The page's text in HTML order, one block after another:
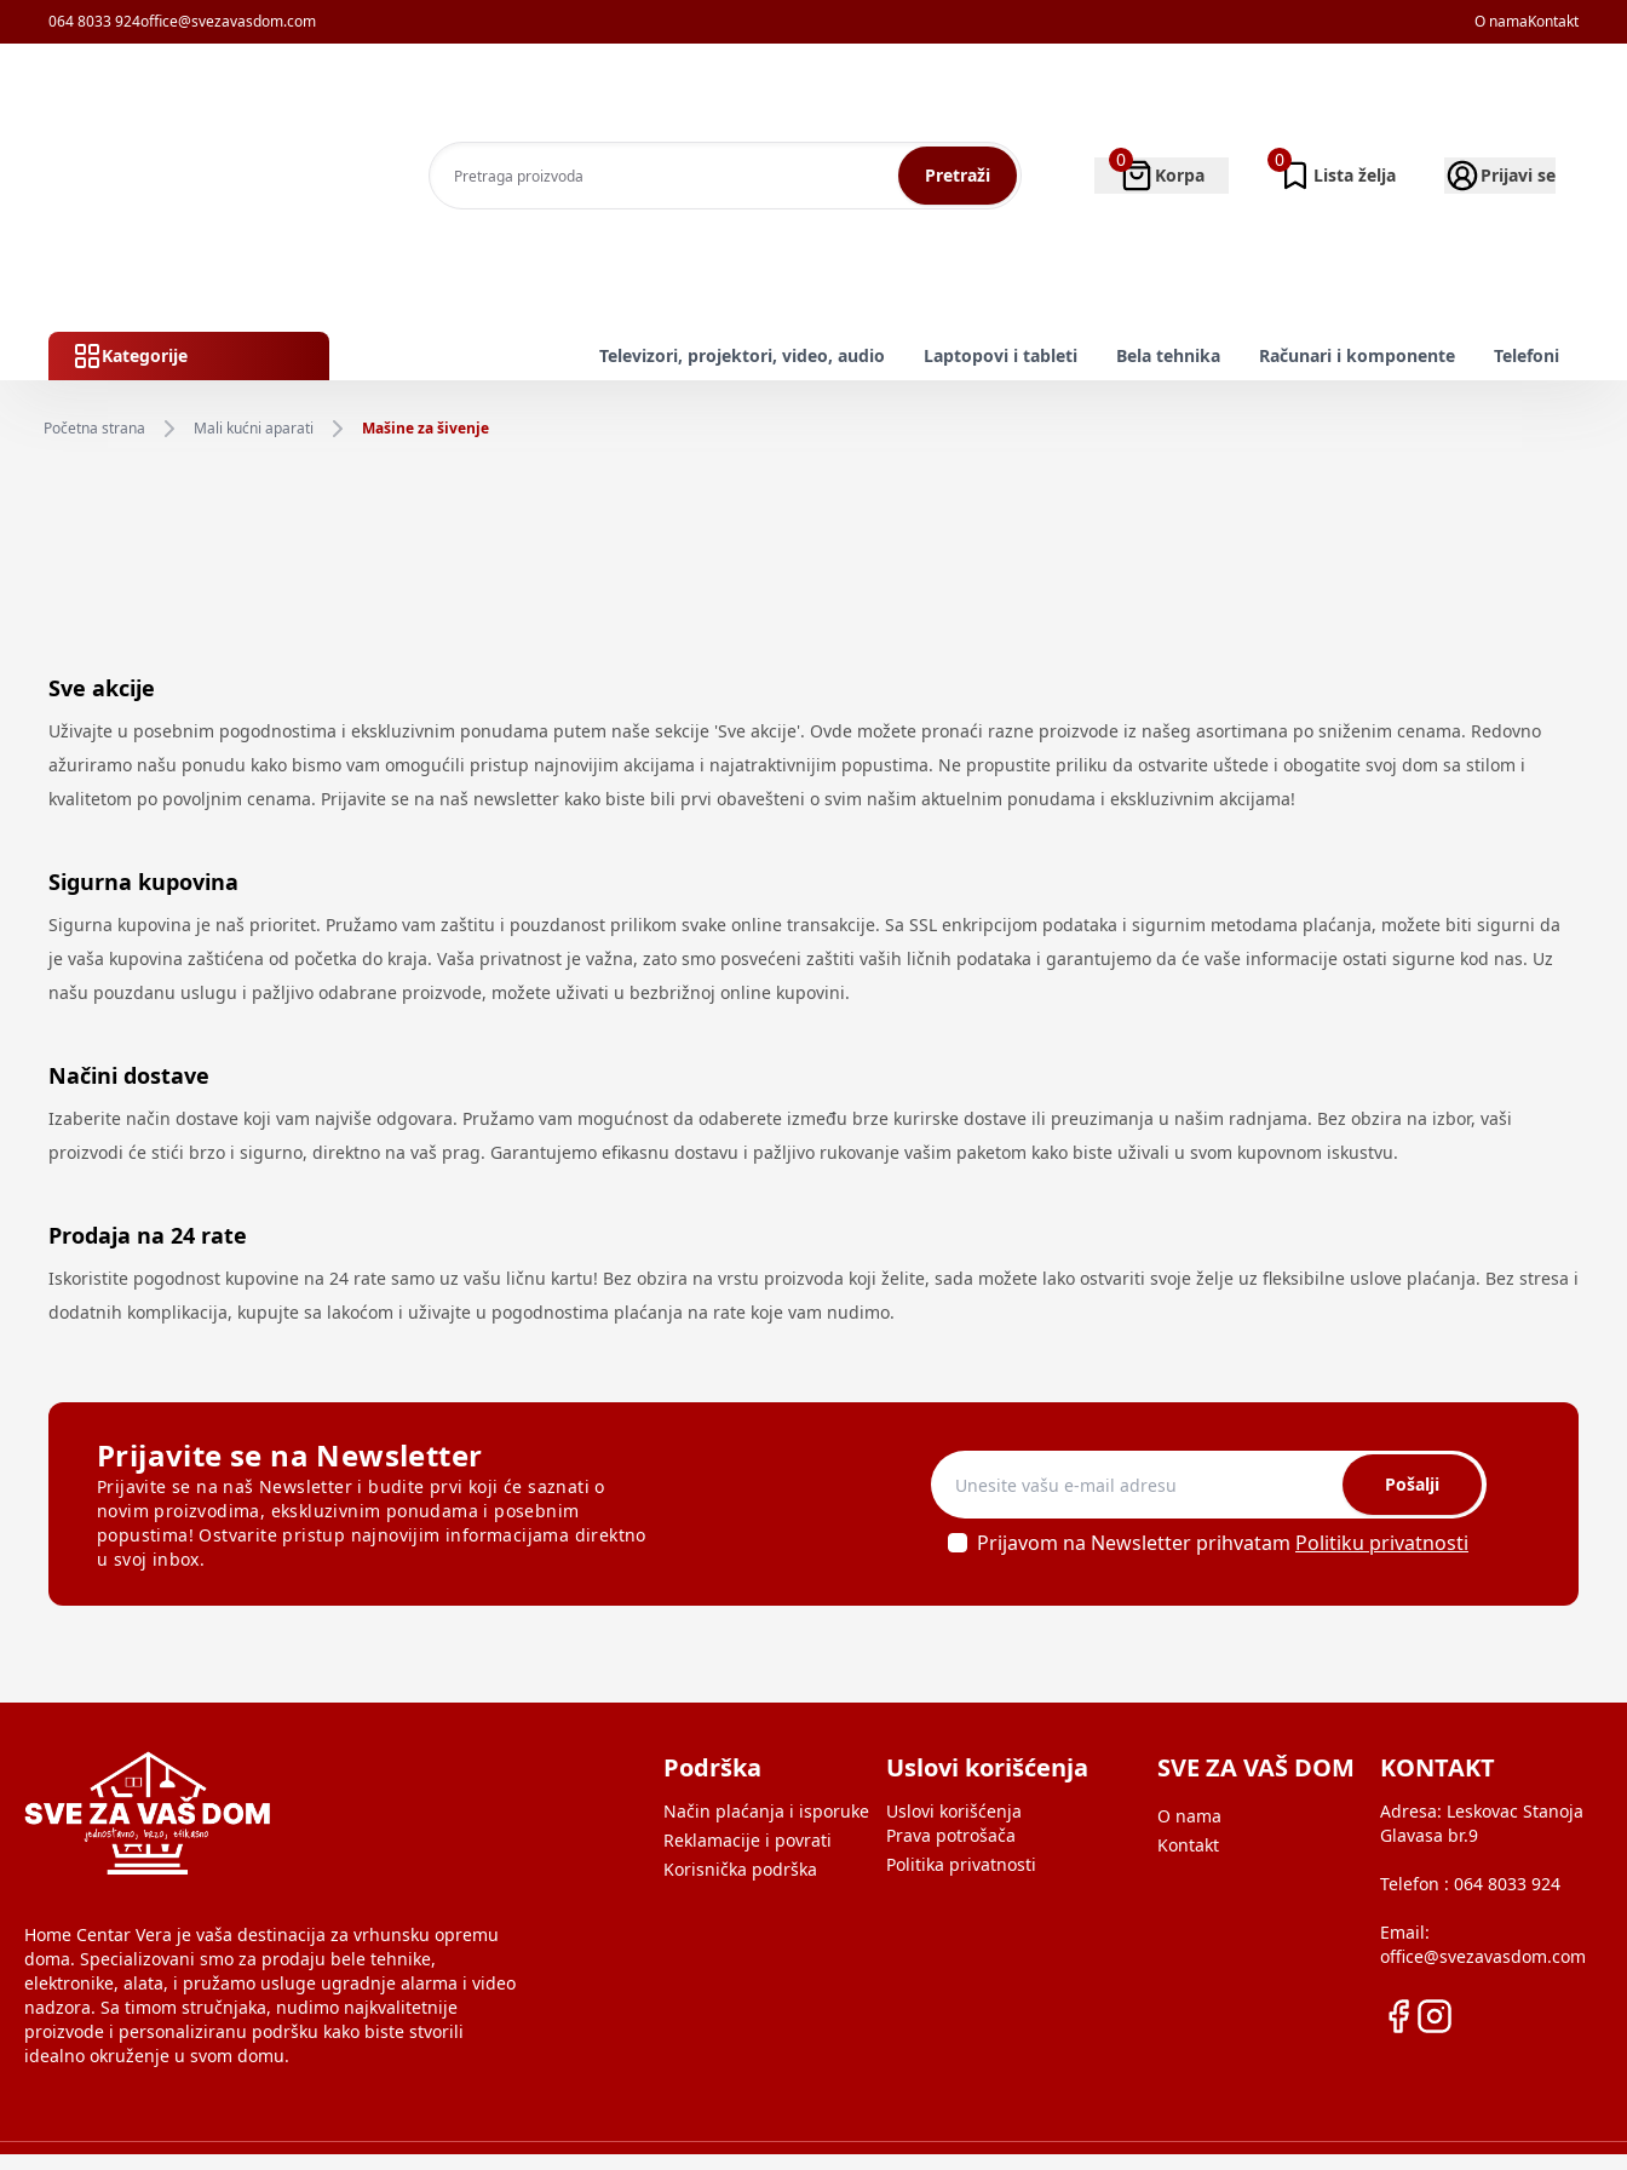
064 8033 924office@svezavasdom.com O namaKontakt
Pretraži
0
Korpa
0
Lista želja Prijavi se
Kategorije Televizori, projektori, video, audio Laptopovi i tableti Bela tehnika Računari i komponente Telefoni
Početna strana Mali kućni aparati Mašine za šivenje
Sve akcije
Uživajte u posebnim pogodnostima i ekskluzivnim ponudama putem naše sekcije 'Sve akcije'. Ovde možete pronaći razne proizvode iz našeg asortimana po sniženim cenama. Redovno
ažuriramo našu ponudu kako bismo vam omogućili pristup najnovijim akcijama i najatraktivnijim popustima. Ne propustite priliku da ostvarite uštede i obogatite svoj dom sa stilom i
kvalitetom po povoljnim cenama. Prijavite se na naš newsletter kako biste bili prvi obavešteni o svim našim aktuelnim ponudama i ekskluzivnim akcijama!
Sigurna kupovina
Sigurna kupovina je naš prioritet. Pružamo vam zaštitu i pouzdanost prilikom svake online transakcije. Sa SSL enkripcijom podataka i sigurnim metodama plaćanja, možete biti sigurni da
je vaša kupovina zaštićena od početka do kraja. Vaša privatnost je važna, zato smo posvećeni zaštiti vaših ličnih podataka i garantujemo da će vaše informacije ostati sigurne kod nas. Uz
našu pouzdanu uslugu i pažljivo odabrane proizvode, možete uživati u bezbrižnoj online kupovini.
Načini dostave
Izaberite način dostave koji vam najviše odgovara. Pružamo vam mogućnost da odaberete između brze kurirske dostave ili preuzimanja u našim radnjama. Bez obzira na izbor, vaši
proizvodi će stići brzo i sigurno, direktno na vaš prag. Garantujemo efikasnu dostavu i pažljivo rukovanje vašim paketom kako biste uživali u svom kupovnom iskustvu.
Prodaja na 24 rate
Iskoristite pogodnost kupovine na 24 rate samo uz vašu ličnu kartu! Bez obzira na vrstu proizvoda koji želite, sada možete lako ostvariti svoje želje uz fleksibilne uslove plaćanja. Bez stresa i
dodatnih komplikacija, kupujte sa lakoćom i uživajte u pogodnostima plaćanja na rate koje vam nudimo.
Prijavite se na Newsletter
Prijavite se na naš Newsletter i budite prvi koji će saznati o
novim proizvodima, ekskluzivnim ponudama i posebnim
popustima! Ostvarite pristup najnovijim informacijama direktno
u svoj inbox.
Pošalji
Prijavom na Newsletter prihvatam Politiku privatnosti
Home Centar Vera je vaša destinacija za vrhunsku opremu
doma. Specializovani smo za prodaju bele tehnike,
elektronike, alata, i pružamo usluge ugradnje alarma i video
nadzora. Sa timom stručnjaka, nudimo najkvalitetnije
proizvode i personaliziranu podršku kako biste stvorili
idealno okruženje u svom domu.
Podrška
Način plaćanja i isporuke
Reklamacije i povrati
Korisnička podrška
Uslovi korišćenja
Uslovi korišćenja
Prava potrošača
Politika privatnosti
SVE ZA VAŠ DOM
O nama
Kontakt
KONTAKT
Adresa: Leskovac Stanoja
Glavasa br.9
Telefon : 064 8033 924
Email:
office@svezavasdom.com